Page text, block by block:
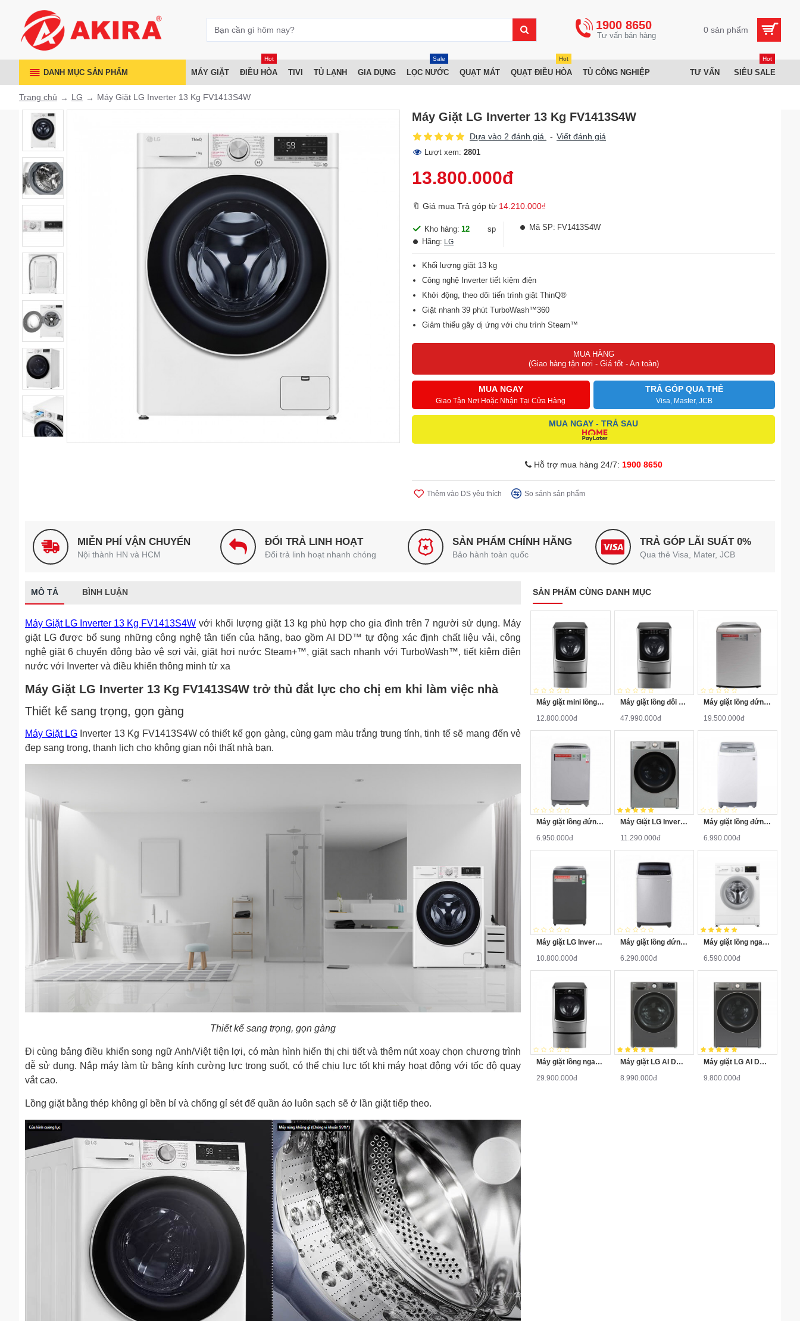
1900 8650 0 sản phẩm
DANH MỤC SẢN PHẨM MÁY GIẶT ĐIỀU HÒA
Hot
TIVI TỦ LẠNH GIA DỤNG LỌC NƯỚC
Sale
QUẠT MÁT QUẠT ĐIỀU HÒA
Hot
TỦ CÔNG NGHIỆP TƯ VẤN SIÊU SALE
Hot
Trang chủ LG Máy Giặt LG Inverter 13 Kg FV1413S4W
Máy Giặt LG Inverter 13 Kg FV1413S4W
Dựa vào 2 đánh giá. - Viết đánh giá
Lượt xem: 2801
13.800.000đ
🔖 Giá mua Trả góp từ 14.210.000₫
Kho hàng: 12
sp
Hãng: LG
Mã SP: FV1413S4W
Khối lượng giặt 13 kg
Công nghệ Inverter tiết kiệm điện
Khởi động, theo dõi tiến trình giặt ThinQ®
Giặt nhanh 39 phút TurboWash™360
Giảm thiểu gây dị ứng với chu trình Steam™
MUA HÀNG
(Giao hàng tận nơi - Giá tốt - An toàn)
MUA NGAY
Giao Tận Nơi Hoặc Nhận Tại Cửa Hàng
TRẢ GÓP QUA THẺ
Visa, Master, JCB
MUA NGAY - TRẢ SAU
Hỗ trợ mua hàng 24/7: 1900 8650
Thêm vào DS yêu thích So sánh sản phẩm
MIỄN PHÍ VẬN CHUYỂN
Nội thành HN và HCM
ĐỔI TRẢ LINH HOẠT
Đổi trả linh hoạt nhanh chóng
SẢN PHẨM CHÍNH HÃNG
Bảo hành toàn quốc
TRẢ GÓP LÃI SUẤT 0%
Qua thẻ Visa, Mater, JCB
MÔ TẢ BÌNH LUẬN
Máy Giặt LG Inverter 13 Kg FV1413S4W với khối lượng giặt 13 kg phù hợp cho gia đình trên 7 người sử dụng. Máy
giặt LG được bổ sung những công nghệ tân tiến của hãng, bao gồm AI DD™ tự động xác định chất liệu vải, công
nghệ giặt 6 chuyển động bảo vệ sợi vải, giặt hơi nước Steam+™, giặt sạch nhanh với TurboWash™, tiết kiệm điện
nước với Inverter và điều khiển thông minh từ xa
Máy Giặt LG Inverter 13 Kg FV1413S4W trở thủ đắt lực cho chị em khi làm việc nhà
Thiết kế sang trọng, gọn gàng
Máy Giặt LG Inverter 13 Kg FV1413S4W có thiết kế gọn gàng, cùng gam màu trắng trung tính, tinh tế sẽ mang đến vẻ
đẹp sang trọng, thanh lịch cho không gian nội thất nhà bạn.
Thiết kế sang trọng, gọn gàng
Đi cùng bảng điều khiển song ngữ Anh/Việt tiện lợi, có màn hình hiển thị chi tiết và thêm nút xoay chọn chương trình
dễ sử dụng. Nắp máy làm từ bằng kính cường lực trong suốt, có thể chịu lực tốt khi máy hoạt động với tốc độ quay
vắt cao.
Lồng giặt bằng thép không gỉ bền bỉ và chống gỉ sét để quần áo luôn sạch sẽ ở lần giặt tiếp theo.
SẢN PHẨM CÙNG DANH MỤC
Máy giặt mini lồng ngang Twinwash LG T2735NWLV 3.5Kg
12.800.000đ
Máy giặt lồng đôi LG TWINWash F2721HTTV/T2735NWLV
47.990.000đ
Máy giặt lồng đứng LG T2721SSAV Inverter 21kg
19.500.000đ
Máy giặt lồng đứng LG T2351VSAM Inverter 11.5kg
6.950.000đ
Máy Giặt LG Inverter 12 Kg FV1412S3PA
11.290.000đ
Máy giặt lồng đứng LG T2185VS2W 8.5 Kg Inverter
6.990.000đ
Máy giặt LG Inverter lồng đứng 13kg TH2113SSAK
10.800.000đ
Máy giặt lồng đứng LG T2185VS2M Inverter 8.5 kg
6.290.000đ
Máy giặt lồng ngang LG FM1209N6W Inverter 9.0kg
6.590.000đ
Máy giặt lồng ngang LG F2721HTTV Inverter 21 Kg
29.900.000đ
Máy giặt LG AI DD Inverter 10 kg FV1410S4B
8.990.000đ
Máy giặt LG AI DD Inverter 12 kg FV1412S3B
9.800.000đ